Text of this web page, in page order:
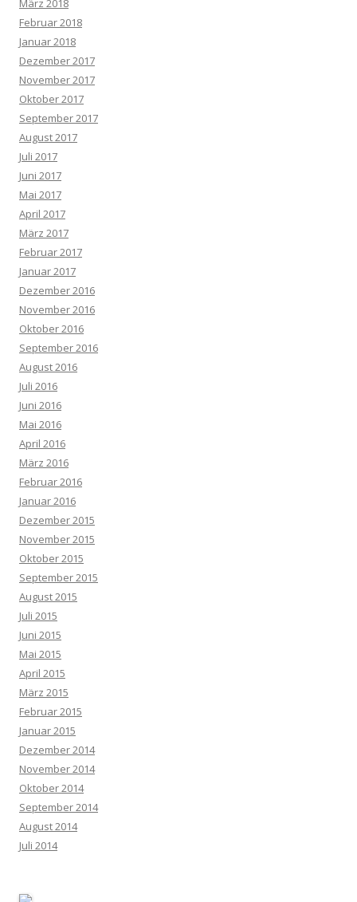
März 2018
Februar 2018
Januar 2018
Dezember 2017
November 2017
Oktober 2017
September 2017
August 2017
Juli 2017
Juni 2017
Mai 2017
April 2017
März 2017
Februar 2017
Januar 2017
Dezember 2016
November 2016
Oktober 2016
September 2016
August 2016
Juli 2016
Juni 2016
Mai 2016
April 2016
März 2016
Februar 2016
Januar 2016
Dezember 2015
November 2015
Oktober 2015
September 2015
August 2015
Juli 2015
Juni 2015
Mai 2015
April 2015
März 2015
Februar 2015
Januar 2015
Dezember 2014
November 2014
Oktober 2014
September 2014
August 2014
Juli 2014